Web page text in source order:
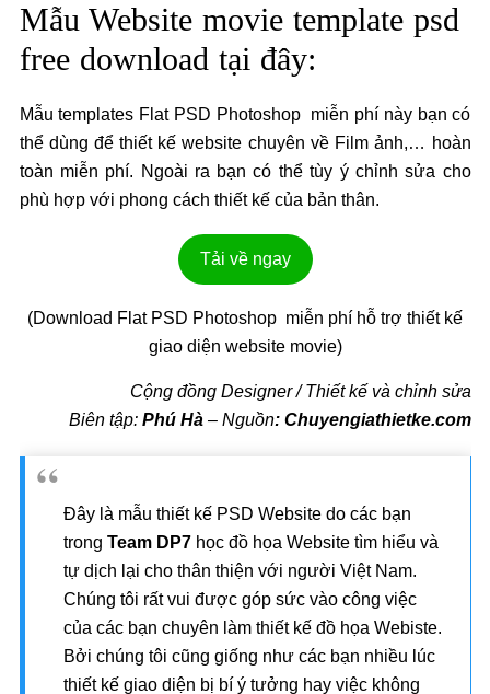
Mẫu Website movie template psd
free download tại đây:
Mẫu templates Flat PSD Photoshop miễn phí này bạn có
thể dùng để thiết kế website chuyên về Film ảnh,… hoàn
toàn miễn phí. Ngoài ra bạn có thể tùy ý chỉnh sửa cho
phù hợp với phong cách thiết kế của bản thân.
Tải về ngay
(Download Flat PSD Photoshop miễn phí hỗ trợ thiết kế
giao diện website movie)
Cộng đồng Designer / Thiết kế và chỉnh sửa
Biên tập: Phú Hà – Nguồn: Chuyengiathietke.com
Đây là mẫu thiết kế PSD Website do các bạn
trong Team DP7 học đồ họa Website tìm hiểu và
tự dịch lại cho thân thiện với người Việt Nam.
Chúng tôi rất vui được góp sức vào công việc
của các bạn chuyên làm thiết kế đồ họa Webiste.
Bởi chúng tôi cũng giống như các bạn nhiều lúc
thiết kế giao diện bị bí ý tưởng hay việc không